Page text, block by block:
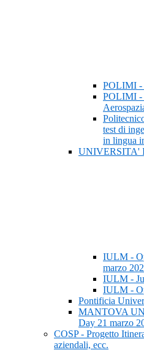
POLIMI -
POLIMI -
test di
in lingua
UNIVERSITA'
IULM -
marzo
IULM -
IULM -
Pontificia
MANTOVA
Day 21 marzo
COSP - Progetto
aziendali, ecc.